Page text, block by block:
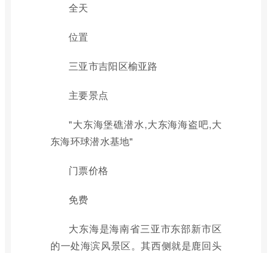
全天
位置
三亚市吉阳区榆亚路
主要景点
"大东海堡礁潜水,大东海海盗吧,大
东海环球潜水基地"
门票价格
免费
大东海是海南省三亚市东部新市区
的一处海滨风景区。其西侧就是鹿回头